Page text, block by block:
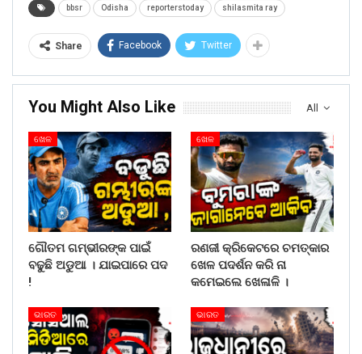
bbsr Odisha reporterstoday shilasmita ray
Share Facebook Twitter
All
You Might Also Like
ଖେଳ
ଗୌତମ ଗମ୍ଭୀରଙ୍କ ପାଇଁ
ବଢୁଛି ଅଡୁଆ । ଯାଇପାରେ ପଦ
!
ଖେଳ
ରଣଜୀ କ୍ରିକେଟରେ ଚମତ୍କାର
ଖେଳ ପଦର୍ଶନ କରି ନା
କମେଇଲେ ଖେଳାଳି ।
ଭାରତ ଭାରତ